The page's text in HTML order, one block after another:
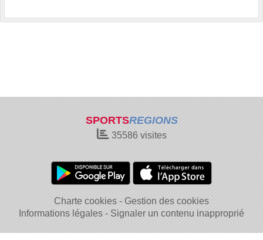
SPORTSREGIONS
35586visites
Charte cookies
Gestion des cookies
Informations légales
Signaler un contenu inapproprié